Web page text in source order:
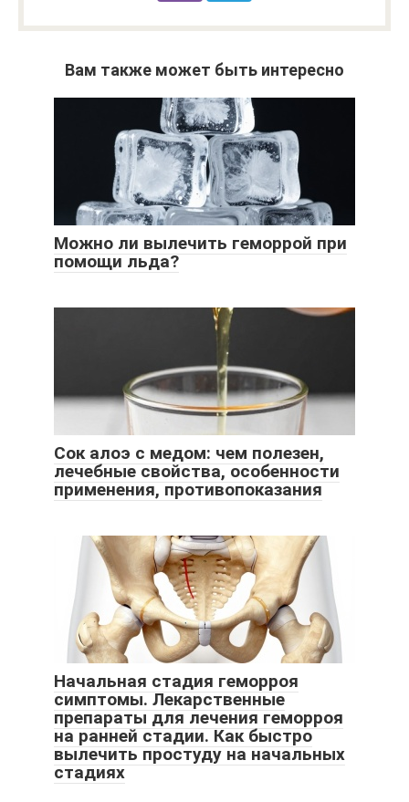
Вам также может быть интересно
Можно ли вылечить геморрой при
помощи льда?
Сок алоэ с медом: чем полезен,
лечебные свойства, особенности
применения, противопоказания
Начальная стадия геморроя
симптомы. Лекарственные
препараты для лечения геморроя
на ранней стадии. Как быстро
вылечить простуду на начальных
стадиях